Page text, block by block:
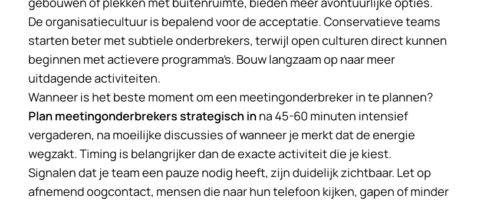
De organisatiecultuur is bepalend voor de acceptatie. Conservatieve teams
starten beter met subtiele onderbrekers, terwijl open culturen direct kunnen
beginnen met actievere programma’s. Bouw langzaam op naar meer
uitdagende activiteiten.
Wanneer is het beste moment om een meetingonderbreker in te plannen?
Plan meetingonderbrekers strategisch inna 45-60 minuten intensief
vergaderen, na moeilijke discussies of wanneer je merkt dat de energie
wegzakt. Timing is belangrijker dan de exacte activiteit die je kiest.
Signalen dat je team een pauze nodig heeft, zijn duidelijk zichtbaar. Let op
afnemend oogcontact, mensen die naar hun telefoon kijken, gapen of minder